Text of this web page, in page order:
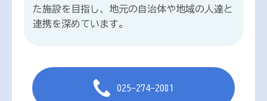
た施設を目指し、地元の自治体や地域の人達と
連携を深めています。
025-274-2081